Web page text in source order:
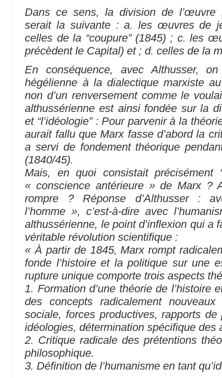
Dans ce sens, la division de l’œuvre
serait la suivante : a. les œuvres de
celles de la “coupure” (1845) ; c. les
précèdent le Capital) et ; d. celles de la
En conséquence, avec Althusser,
hégélienne à la dialectique marxiste
non d’un renversement comme le
althussérienne est ainsi fondée sur la
et “l’idéologie” : Pour parvenir à la
aurait fallu que Marx fasse d’abord la
a servi de fondement théorique
(1840/45).
Mais, en quoi consistait précisément
« conscience antérieure »de Marx ?
rompre ? Réponse d’Althusser :
l’homme », c’est-à-dire avec
althussérienne, le point d’inflexion qui a
véritable révolution scientifique :
« À partir de 1845, Marx rompt
fonde l’histoire et la politique sur une
rupture unique comporte trois aspects
1. Formation d’une théorie de l’histoire
des concepts radicalement
sociale, forces productives, rapports de
idéologies, détermination spécifique des
2. Critique radicale des prétentions
philosophique.
3. Définition de l’humanisme en tant